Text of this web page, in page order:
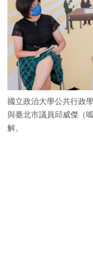
國立政治大學公共行政
與臺北市議員邱威傑（
解。